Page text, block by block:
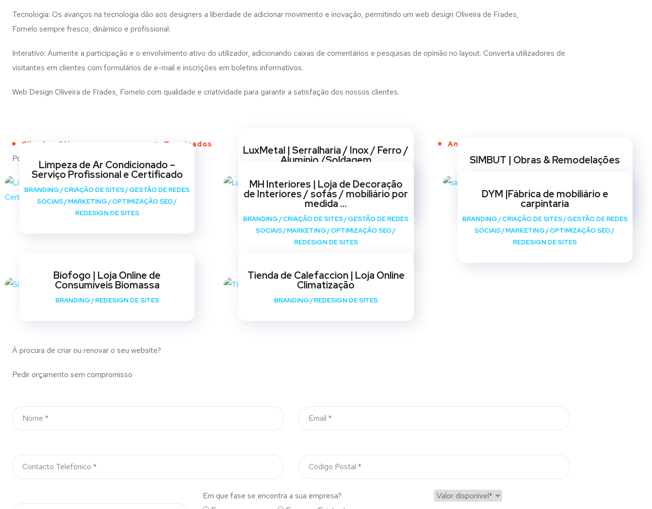
Tecnologia: Os avanços na tecnologia dão aos designers a liberdade de adicionar movimento e inovação, permitindo um web design Oliveira de Frades,
Fornelo sempre fresco, dinâmico e profissional.
Interativo: Aumente a participação e o envolvimento ativo do utilizador, adicionando caixas de comentários e pesquisas de opinião no layout. Converta utilizadores de
visitantes em clientes com formulários de e-mail e inscrições em boletins informativos.
Web Design Oliveira de Frades, Fornelo com qualidade e criatividade para garantir a satisfação dos nossos clientes.
Clientes Ativos Terminados Anos de Serviço
Portfólio
Limpeza de Ar Condicionado –
Serviço Profissional e Certificado
BRANDING/CRIAÇÃO DE SITES/GESTÃO DE REDES
SOCIAIS/MARKETING/OPTIMIZAÇÃO SEO/
REDESIGN DE SITES
LuxMetal | Serralharia / Inox / Ferro /
Alumínio /Soldagem
SOCIAIS/ MARKETING/OPTIMIZAÇÃO SEO/
REDESIGN DE SITES
SIMBUT | Obras & Remodelações
REDESIGN DE SITES
MH Interiores | Loja de Decoração
de Interiores / sofás / mobiliário por
medida …
BRANDING /CRIAÇÃO DE SITES/GESTÃO DE REDES
SOCIAIS/MARKETING/OPTIMIZAÇÃO SEO/
REDESIGN DE SITES
DYM |Fábrica de mobiliário e
carpintaria
BRANDING/CRIAÇÃO DE SITES/GESTÃO DE REDES
SOCIAIS/MARKETING/OPTIMIZAÇÃO SEO/
REDESIGN DE SITES
Biofogo | Loja Online de
Consumíveis Biomassa
BRANDING/REDESIGN DE SITES
Tienda de Calefaccion | Loja Online
Climatização
BRANDING/REDESIGN DE SITES
À procura de criar ou renovar o seu website?
Pedir orçamento sem compromisso
Em que fase se encontra a sua empresa?